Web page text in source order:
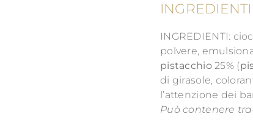
INGREDIENTI
INGREDIENTI:
polvere,
pistacchio25% (
di girasole,
l’attenzione dei
Può contenere